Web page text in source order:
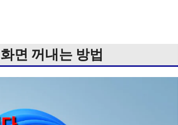
면 꺼내는 방법